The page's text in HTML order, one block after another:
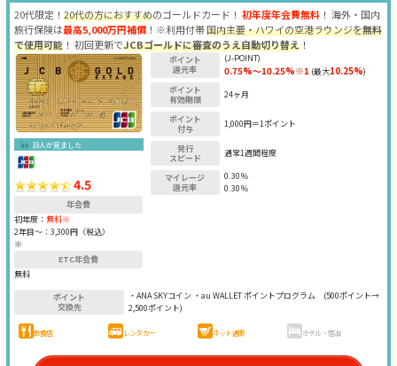
20代限定！ 20代の方におすすめのゴールドカード！ 初年度年会費無料 ！ 海外・国内
旅行保険は最高5,000万円補償 ！※利用付帯国内主要・ハワイの空港ラウンジを無料
で使用可能 ！ 初回更新でJCBゴールドに審査のうえ自動切り替え ！
19人が見ました
4.5
年会費
初年度： 無料※
2年目〜： 3,300円（税込）
※
ETC年会費
無料
ポイント
還元率
(J-POINT)
0.75%～10.25%※1(最大10.25%)
ポイント
有効期限
24ヶ月
ポイント
付与
1,000円＝1ポイント
発行
スピード
通常1週間程度
マイレージ
還元率
0.30％
0.30％
ポイント
交換先
・ANA SKYコイン ・au WALLET ポイントプログラム (500ポイント→
2,500ポイント)
飲食店 レンタカー ネット通販 ホテル・宿泊